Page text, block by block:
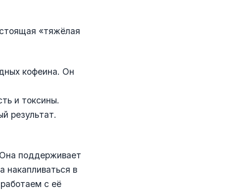
«тяжёлая
кофеина. Он
и токсины.
результат.
поддерживает
накапливаться в
с её